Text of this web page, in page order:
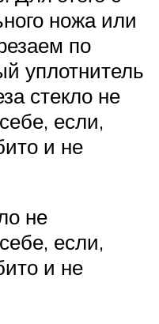
ножа или
по
уплотнитель
стекло не
если,
и не
не
если,
и не